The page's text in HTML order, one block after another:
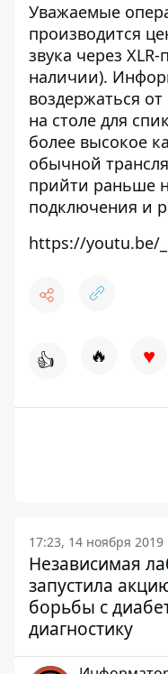
Уважаемые
производится
звука через
наличии).
воздержаться
на столе для
более высокое
обычной
прийти раньше
подключения и
https://youtu.be/
👍 🔥 ♥
17:23, 14 ноября 2019
Независимая
запустила
борьбы с
диагностику